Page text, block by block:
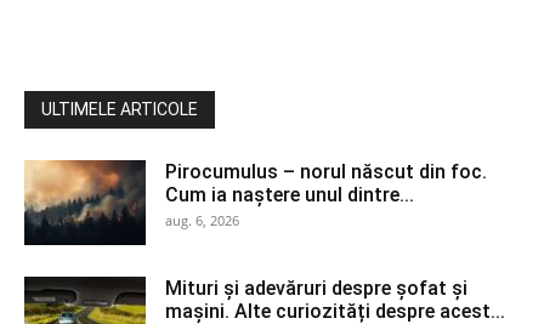
ULTIMELE ARTICOLE
Pirocumulus – norul născut din foc.
Cum ia naștere unul dintre...
aug. 6, 2026
Mituri și adevăruri despre șofat și
mașini. Alte curiozități despre acest...